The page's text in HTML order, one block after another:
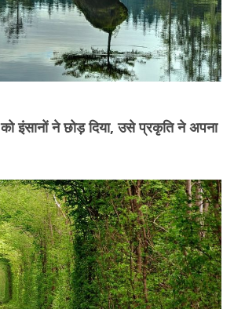
इंसानों ने छोड़ दिया, उसे प्रकृति ने अपना